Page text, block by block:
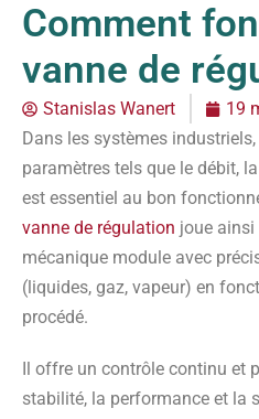
Comment
vanne de
Stanislas Wanert 19
Dans les systèmes
paramètres tels que le débit,
est essentiel au bon
vanne de régulation joue ainsi
mécanique module avec
(liquides, gaz, vapeur) en
procédé.
Il offre un contrôle continu et
stabilité, la performance et la